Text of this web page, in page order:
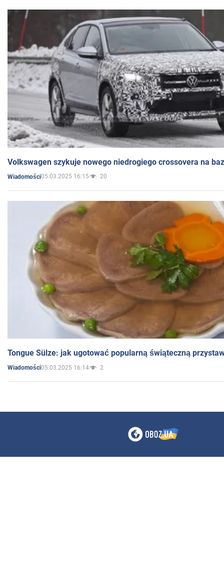
Volkswagen szykuje nowego niedrogiego crossovera na
Wiadomości05.03.2025 16:15 20
Tongue Sülze: jak ugotować popularną świąteczną
Wiadomości05.03.2025 16:14 2